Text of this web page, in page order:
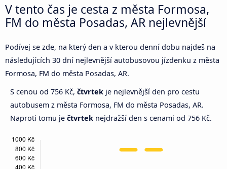
V tento čas je cesta z města Formosa,
FM do města Posadas, AR nejlevnější
Podívej se zde, na který den a v kterou denní dobu najdeš na
následujících 30 dní nejlevnější autobusovou jízdenku z města
Formosa, FM do města Posadas, AR.
S cenou od 756 Kč, čtvrtek je nejlevnější den pro cestu
autobusem z města Formosa, FM do města Posadas, AR.
Naproti tomu je čtvrtek nejdražší den s cenami od 756 Kč.